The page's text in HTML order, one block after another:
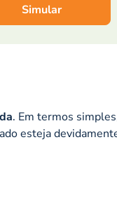
Simular
. Em termos
esteja